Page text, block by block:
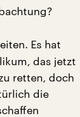
Es hat
das jetzt
retten, doch
die